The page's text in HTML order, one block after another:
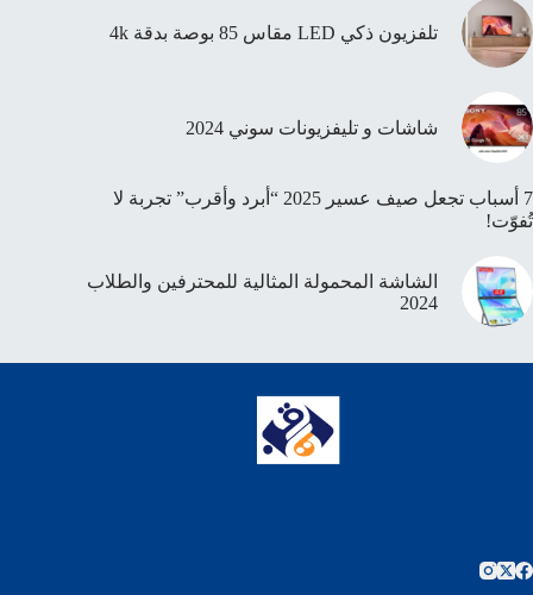
تلفزيون ذكي LED مقاس 85 بوصة بدقة 4k
شاشات و تليفزيونات سوني 2024
7 أسباب تجعل صيف عسير 2025 “أبرد وأقرب” تجربة لا
تُفوّت!
الشاشة المحمولة المثالية للمحترفين والطلاب
2024